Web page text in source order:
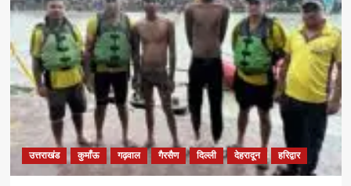
उत्तराखंड कुमाँऊ गढ़वाल गैरसैण दिल्ली देहरादून हरिद्वार